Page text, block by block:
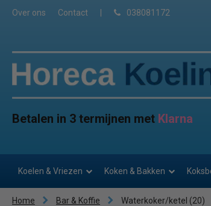
Over ons Contact 038081172
Betalen in 3 termijnen met Klarna
Koelen & Vriezen Koken & Bakken
Home Bar & Koffie Waterkoker/ketel (20)